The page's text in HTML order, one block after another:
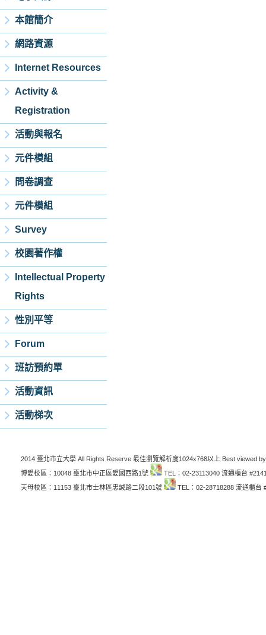
本館簡介
網路資源
Internet Resources
Activity &
Registration
活動與報名
元件模組
問卷調查
元件模組
Survey
校園著作權
Intellectual Property
Rights
性別平等
Forum
班訪預約單
活動資訊
活動梯次
2014 臺北市立大學 All Rights Reserve 最佳瀏覽解析度1024x768以上 Best viewed
博愛校區：10048 臺北市中正區愛國西路1號
TEL：02-23113040 流通櫃台
天母校區：11153 臺北市士林區忠誠路二段101號
TEL：02-28718288 流通櫃台